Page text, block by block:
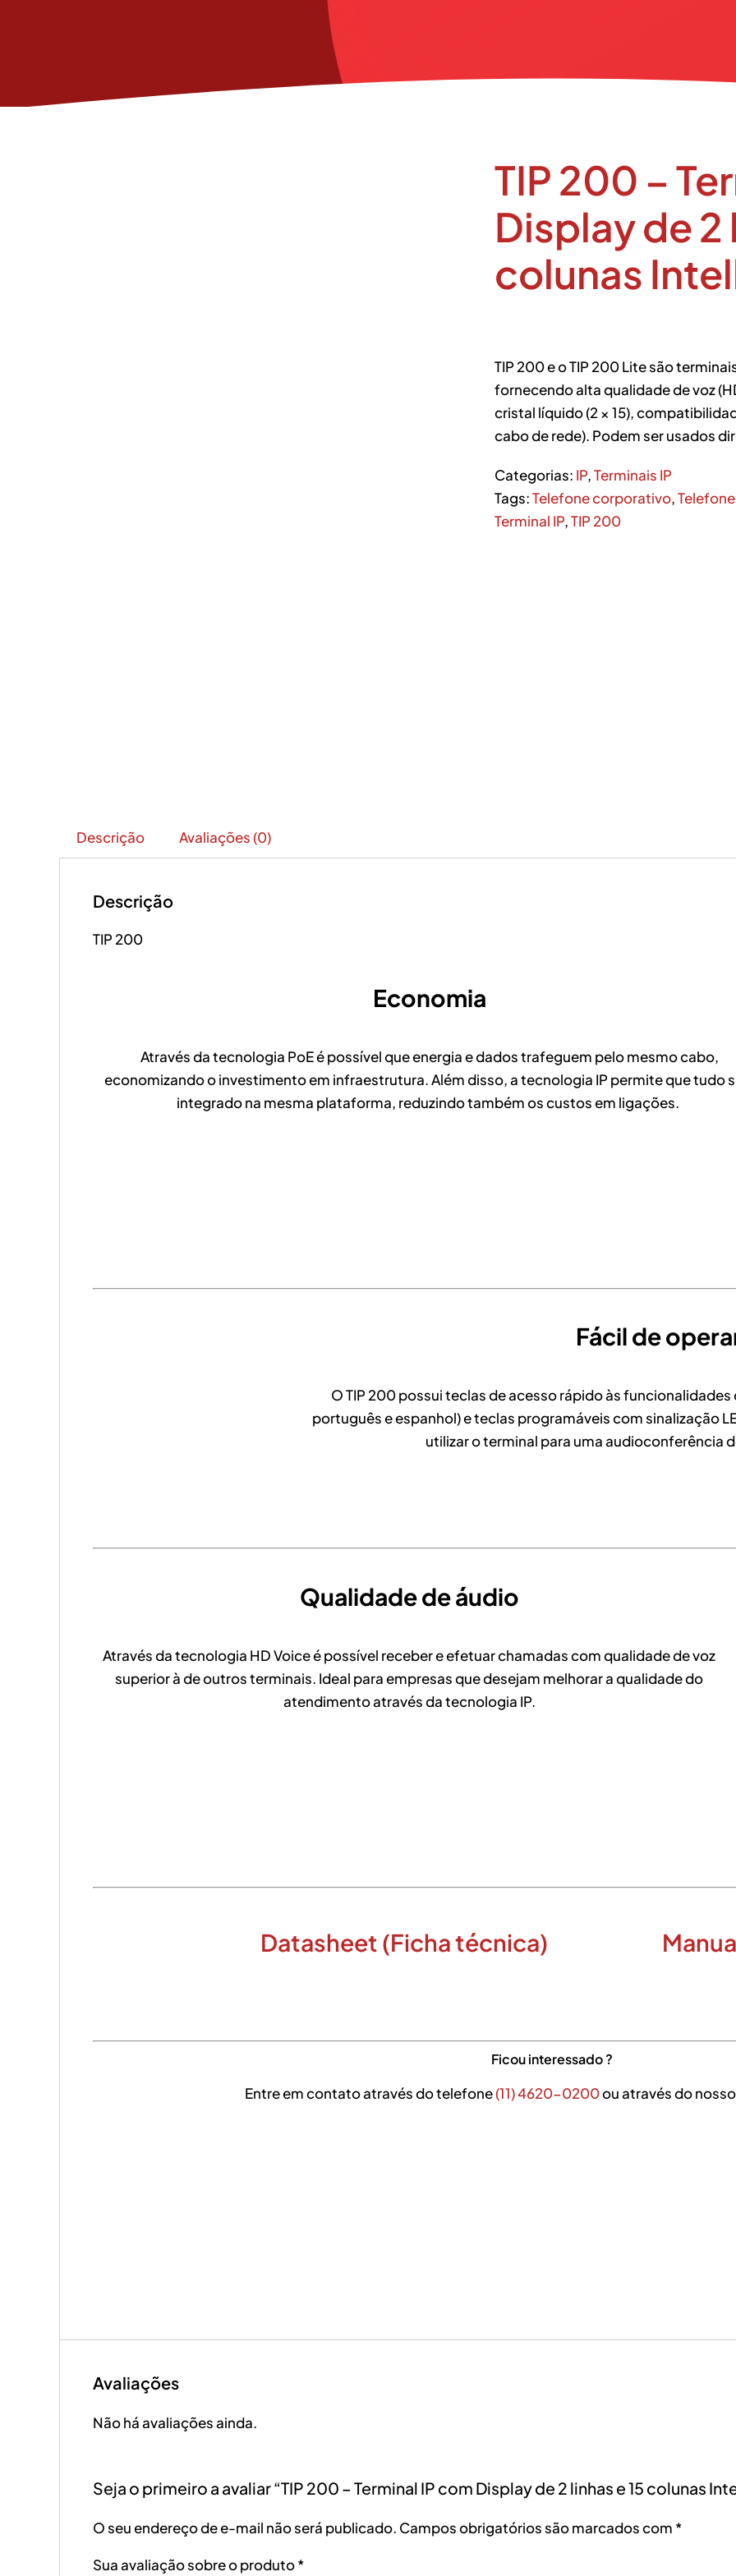
TIP 200 –
Display de 2
colunas
TIP 200 e o TIP 200 Lite são
fornecendo alta qualidade de voz
cristal líquido (2 × 15),
cabo de rede). Podem ser usados
Categorias: IP,Terminais IP
Tags:Telefone corporativo,
Terminal IP,TIP 200
Descrição Avaliações (0)
Descrição
TIP 200
Economia
Através da tecnologia PoE é possível que energia e dados trafeguem pelo mesmo cabo,
economizando o investimento em infraestrutura. Além disso, a tecnologia IP permite que tudo
integrado na mesma plataforma, reduzindo também os custos em ligações.
Fácil de
O TIP 200 possui teclas de acesso rápido às
português e espanhol) e teclas programáveis com sinalização
utilizar o terminal para uma audioconferência
Qualidade de áudio
Através da tecnologia HD Voice é possível receber e efetuar chamadas com qualidade de voz
superior à de outros terminais. Ideal para empresas que desejam melhorar a qualidade do
atendimento através da tecnologia IP.
Datasheet (Ficha técnica)
Ficou interessado ?
Entre em contato através do telefone(11) 4620-0200ou através do
Avaliações
Não há avaliações ainda.
Seja o primeiro a avaliar “TIP 200 – Terminal IP com Display de 2 linhas e 15 colunas
O seu endereço de e-mail não será publicado. Campos obrigatórios são marcados com *
Sua avaliação sobre o produto*